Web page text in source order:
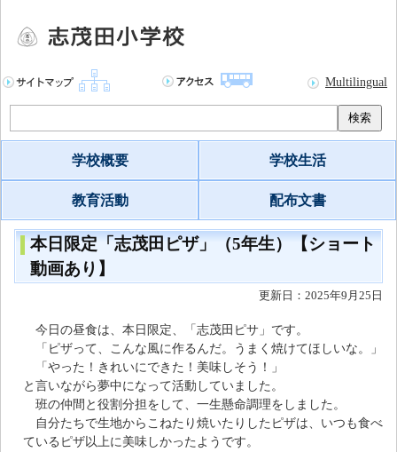
Multilingual
検索
学校概要 学校生活
教育活動 配布文書
本日限定「志茂田ピザ」（5年生）【ショート
動画あり】
更新日：2025年9月25日
今日の昼食は、本日限定、「志茂田ピサ」です。
「ピザって、こんな風に作るんだ。うまく焼けてほしいな。」
「やった！きれいにできた！美味しそう！」
と言いながら夢中になって活動していました。
班の仲間と役割分担をして、一生懸命調理をしました。
自分たちで生地からこねたり焼いたりしたピザは、いつも食べ
ているピザ以上に美味しかったようです。